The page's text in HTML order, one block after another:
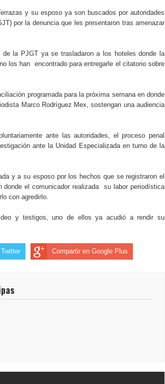
mundialista
y su esposo ya son buscados por autoridades
por la denuncia que les presentaron tras amenazar
la PJGT ya se trasladaron a los hoteles donde la
los han encontrado para entregarle el citatorio sobre
programada para la próxima semana en donde
Marco Rodríguez Mex, sostengan una audiencia
ante las autoridades, el proceso penal
ante la Unidad Especializada en turno de la
y a su esposo por los hechos que se registraron el
el comunicador realizada su labor periodística
con agredirlo.
y testigos, uno de ellos ya acudió a rendir su
Compartir en Google Plus